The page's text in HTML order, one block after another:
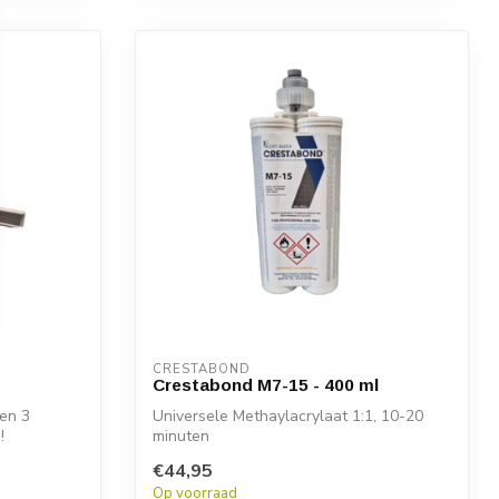
3
CRESTABOND
Crestabond M7-15 - 400 ml
Universele Methaylacrylaat 1:1, 10-20
minuten
€44,95
Op voorraad